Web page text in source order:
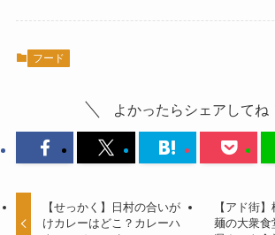
フード
よかったらシェアしてね
【せっかく】日村の合いが
けカレーはどこ？カレーハ
【アド街
麺の大衆食